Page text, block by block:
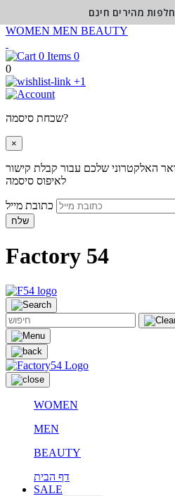
WOMEN MEN BEAUTY
0
0
+1
שכחת סיסמה?
×
האלקטרוני שלכם עבור קבלת קישור
לאיפוס סיסמה
שלח
Factory 54
WOMEN
MEN
BEAUTY
דף הבית
SALE
מהירים חינם